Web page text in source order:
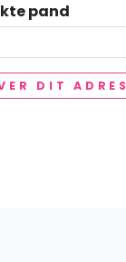
pand
DIT ADRES